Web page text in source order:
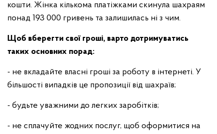
кошти. Жінка кількома платіжками скинула шахраям
понад 193 000 гривень та залишилась ні з чим.
Щоб вберегти свої гроші, варто дотримуватись
таких основних порад:
- не вкладайте власні гроші за роботу в інтернеті. У
більшості випадків це пропозиції від шахраїв;
- будьте уважними до легких заробітків;
- не сплачуйте жодних послуг, щоб оформитися на